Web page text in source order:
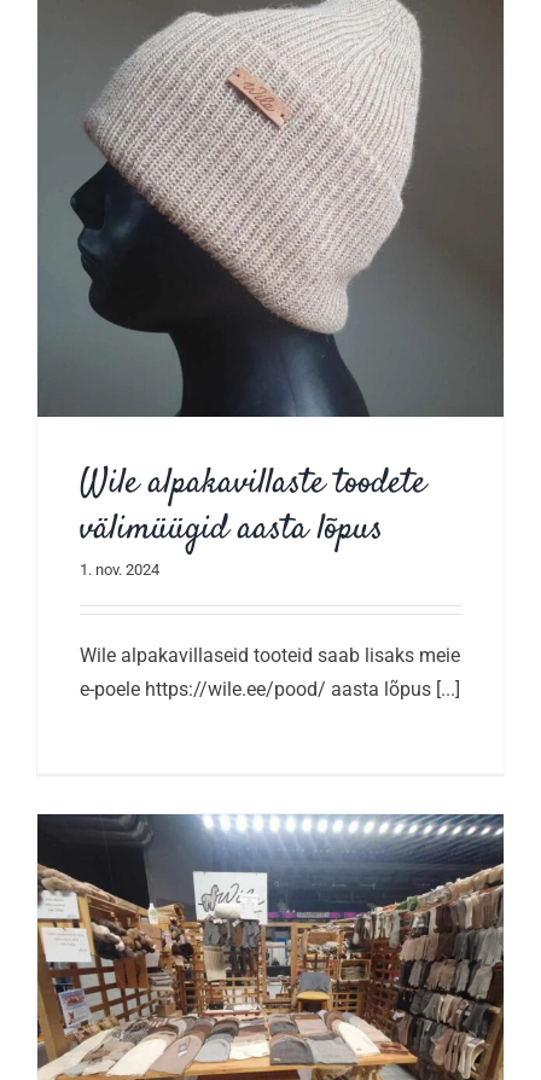
Wile alpakavillaste toodete
välimüügid aasta lõpus
1. nov. 2024
Wile alpakavillaseid tooteid saab lisaks meie
e-poele https://wile.ee/pood/ aasta lõpus [...]